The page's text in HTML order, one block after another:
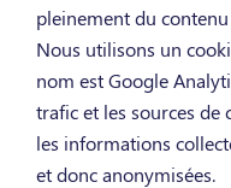
pleinement du
Nous utilisons un
nom est Google
trafic et les sources de
les informations
et donc anonymisées.